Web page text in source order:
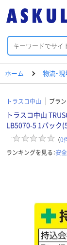
ホーム 物流・
トラスコ中山 ブラン
トラスコ中山
LB5070-5 1パック
（0
ランキングを見る：安